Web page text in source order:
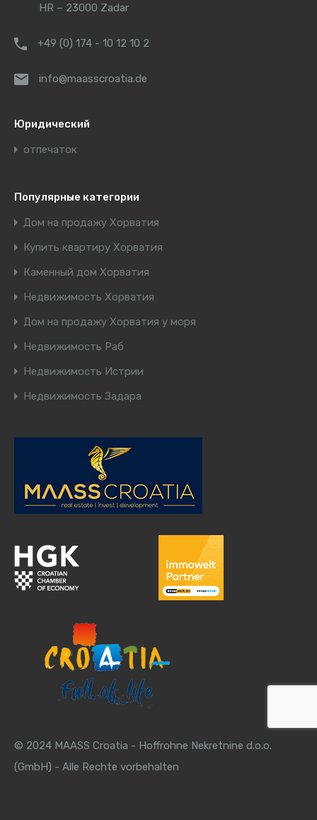
HR – 23000 Zadar
+49 (0) 174 - 10 12 10 2
info@maasscroatia.de
Юридический
отпечаток
Популярные категории
Дом на продажу Хорватия
Купить квартиру Хорватия
Каменный дом Хорватия
Недвижимость Хорватия
Дом на продажу Хорватия у моря
Недвижимость Раб
Недвижимость Истрии
Недвижимость Задара
© 2024 MAASS Croatia - Hoffrohne Nekretnine d.o.o.
(GmbH) - Alle Rechte vorbehalten